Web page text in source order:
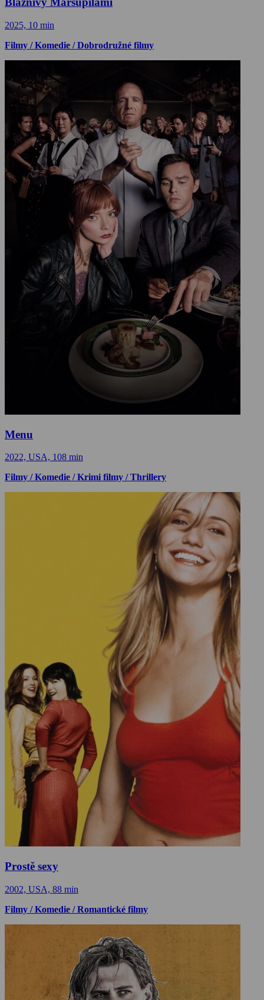
2025, 10 min
Filmy / Komedie / Dobrodružné filmy
Menu
2022, USA, 108 min
Filmy / Komedie / Krimi filmy / Thrillery
Prostě sexy
2002, USA, 88 min
Filmy / Komedie / Romantické filmy